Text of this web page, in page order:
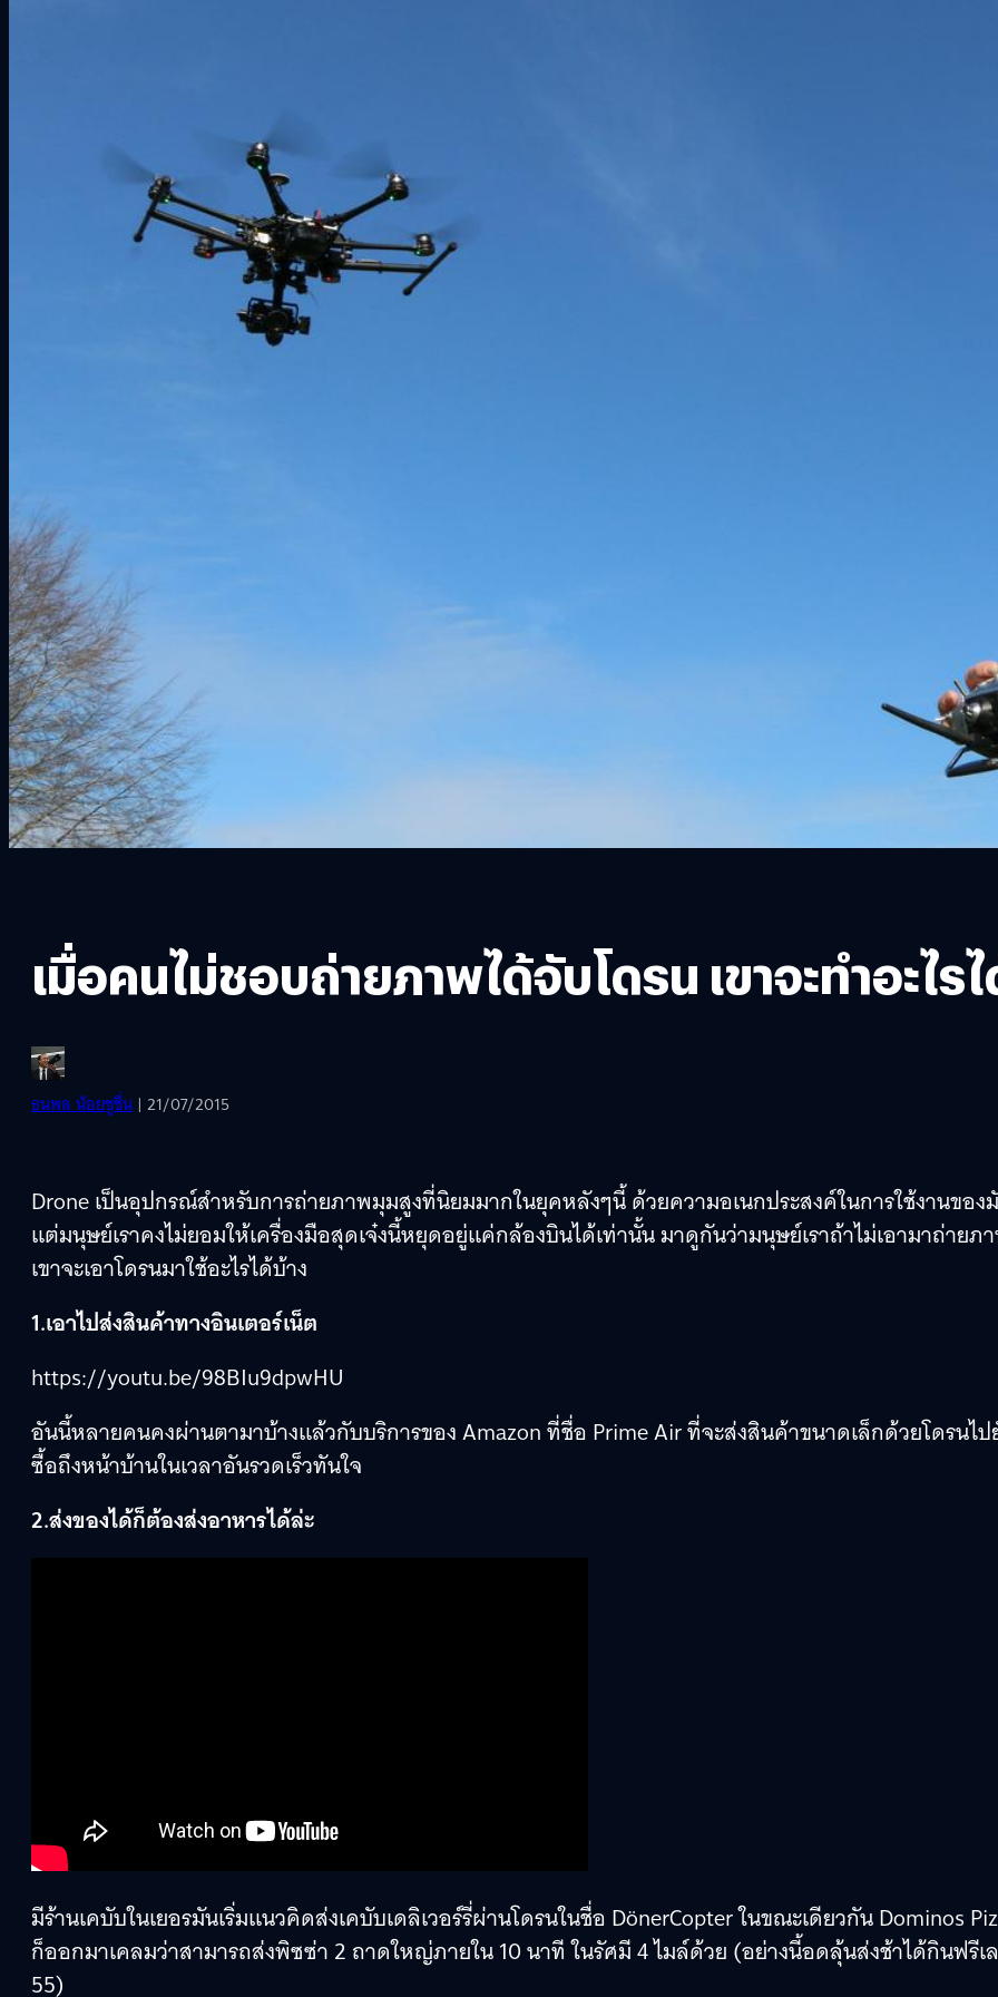
เมื่อคนไม่ชอบถ่ายภาพได้จับโดรน เขาจะทำอะไร
ธนพล น้อยชูชื่น | 21/07/2015
Drone เป็นอุปกรณ์สำหรับการถ่ายภาพมุมสูงที่นิยมมากในยุคหลังๆนี้ ด้วยความอเนกประสงค์ในการใช้งานของ
แต่มนุษย์เราคงไม่ยอมให้เครื่องมือสุดเจ๋งนี้หยุดอยู่แค่กล้องบินได้เท่านั้น มาดูกันว่ามนุษย์เราถ้าไม่เอามาถ่ายภ
เขาจะเอาโดรนมาใช้อะไรได้บ้าง
1.เอาไปส่งสินค้าทางอินเตอร์เน็ต
https://youtu.be/98BIu9dpwHU
อันนี้หลายคนคงผ่านตามาบ้างแล้วกับบริการของ Amazon ที่ชื่อ Prime Airที่จะส่งสินค้าขนาดเล็กด้วยโดรนไ
ซื้อถึงหน้าบ้านในเวลาอันรวดเร็วทันใจ
2.ส่งของได้ก็ต้องส่งอาหารได้ล่ะ
มีร้านเคบับในเยอรมันเริ่มแนวคิดส่งเคบับเดลิเวอร์รี่ผ่านโดรนในชื่อ DönerCopter ในขณะเดียวกัน Dominos
ก็ออกมาเคลมว่าสามารถส่งพิซซ่า 2 ถาดใหญ่ภายใน 10 นาที ในรัศมี 4 ไมล์ด้วย (อย่างนี้อดลุ้นส่งช้าได้กินฟรีเ
55)